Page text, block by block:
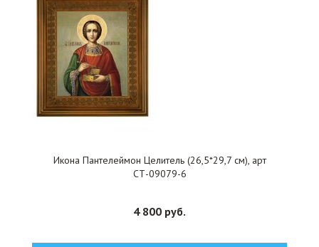
Икона Пантелеймон Целитель (26,5*29,7 см), арт
СТ-09079-6
4 800 руб.